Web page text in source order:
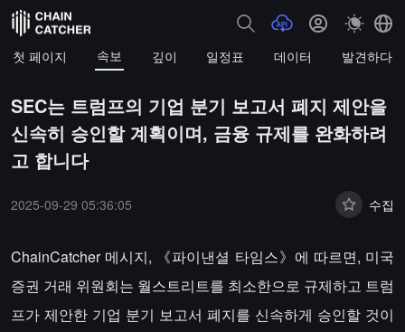
첫 페이지 속보 깊이 일정표 데이터 발견하다
SEC는 트럼프의 기업 분기 보고서 폐지 제안을
신속히 승인할 계획이며, 금융 규제를 완화하려
고 합니다
2025-09-29 05:36:05 수집
ChainCatcher 메시지, 《파이낸셜 타임스》에 따르면, 미국
증권 거래 위원회는 월스트리트를 최소한으로 규제하고 트럼
프가 제안한 기업 분기 보고서 폐지를 신속하게 승인할 것이